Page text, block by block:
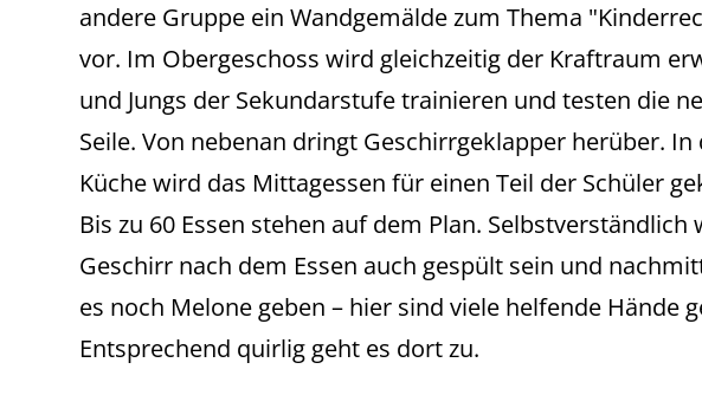
andere Gruppe ein Wandgemälde zum Thema
vor. Im Obergeschoss wird gleichzeitig der Kraftraum
und Jungs der Sekundarstufe trainieren und testen die
Seile. Von nebenan dringt Geschirrgeklapper herüber. In
Küche wird das Mittagessen für einen Teil der Schüler
Bis zu 60 Essen stehen auf dem Plan. Selbstverständlich
Geschirr nach dem Essen auch gespült sein und
es noch Melone geben – hier sind viele helfende Hände
Entsprechend quirlig geht es dort zu.